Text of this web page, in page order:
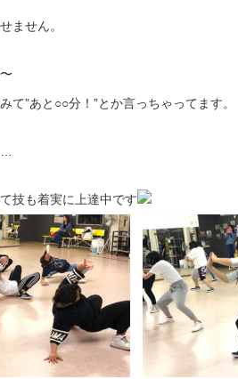
ません。
て”あと○○分！”とか言っちゃってます。
技も着実に上達中です